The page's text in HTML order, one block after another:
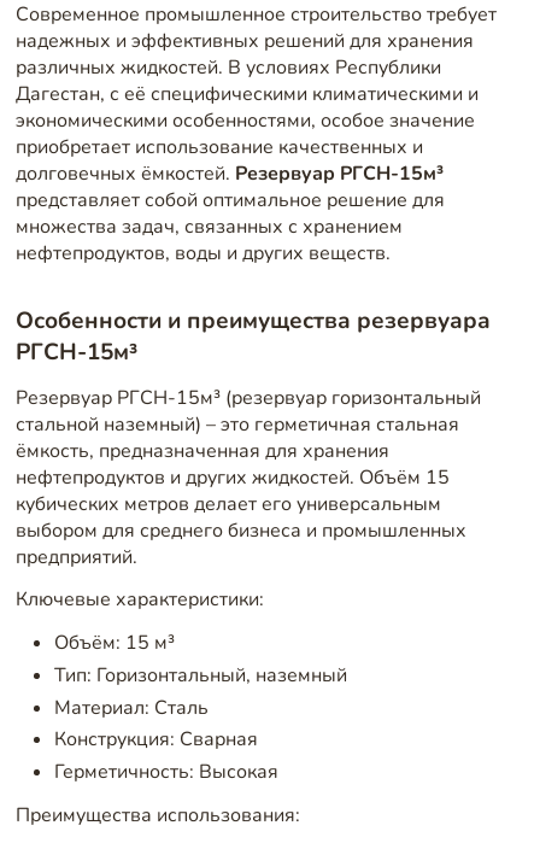
Современное промышленное строительство требует
надежных и эффективных решений для хранения
различных жидкостей. В условиях Республики
Дагестан, с её специфическими климатическими и
экономическими особенностями, особое значение
приобретает использование качественных и
долговечных ёмкостей. Резервуар РГСН-15м³
представляет собой оптимальное решение для
множества задач, связанных с хранением
нефтепродуктов, воды и других веществ.
Особенности и преимущества резервуара
РГСН-15м³
Резервуар РГСН-15м³ (резервуар горизонтальный
стальной наземный) – это герметичная стальная
ёмкость, предназначенная для хранения
нефтепродуктов и других жидкостей. Объём 15
кубических метров делает его универсальным
выбором для среднего бизнеса и промышленных
предприятий.
Ключевые характеристики:
Объём: 15 м³
Тип: Горизонтальный, наземный
Материал: Сталь
Конструкция: Сварная
Герметичность: Высокая
Преимущества использования: